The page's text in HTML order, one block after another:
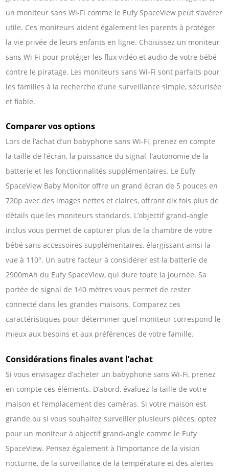
un moniteur sans Wi-Fi comme le Eufy SpaceView peut s’avérer
utile. Ces moniteurs aident également les parents à protéger
la vie privée de leurs enfants en ligne. Choisissez un moniteur
sans Wi-Fi pour protéger les flux vidéo et audio de votre bébé
contre le piratage. Les moniteurs sans Wi-Fi sont parfaits pour
les familles à la recherche d’une surveillance simple, sécurisée
et fiable.
Comparer vos options
Lors de l’achat d’un babyphone sans Wi-Fi, prenez en compte
la taille de l’écran, la puissance du signal, l’autonomie de la
batterie et les fonctionnalités supplémentaires. Le Eufy
SpaceView Baby Monitor offre un grand écran de 5 pouces en
720p avec des images nettes et claires, offrant dix fois plus de
détails que les moniteurs standards. L’objectif grand-angle
inclus vous permet de capturer plus de la chambre de votre
bébé sans accessoires supplémentaires, élargissant ainsi la
vue à 110°. Un autre facteur à considérer est la batterie de
2900mAh du Eufy SpaceView, qui dure toute la journée. Sa
portée de signal de 140 mètres vous permet de rester
connecté dans les grandes maisons. Comparez ces
caractéristiques pour déterminer quel moniteur correspond le
mieux aux besoins et aux préférences de votre famille.
Considérations finales avant l’achat
Si vous envisagez d’acheter un babyphone sans Wi-Fi, prenez
en compte ces éléments. D’abord, évaluez la taille de votre
maison et l’emplacement des caméras. Si votre maison est
grande ou si vous souhaitez surveiller plusieurs pièces, optez
pour un moniteur à objectif grand-angle comme le Eufy
SpaceView. Pensez également à l’importance de la vision
nocturne, de la surveillance de la température et des alertes